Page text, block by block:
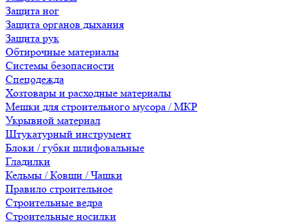
Защита ног
Защита органов дыхания
Защита рук
Обтирочные материалы
Системы безопасности
Спецодежда
Хозтовары и расходные материалы
Мешки для строительного мусора / МКР
Укрывной материал
Штукатурный инструмент
Блоки / губки шлифовальные
Гладилки
Кельмы / Ковши / Чашки
Правило строительное
Строительные ведра
Строительные носилки